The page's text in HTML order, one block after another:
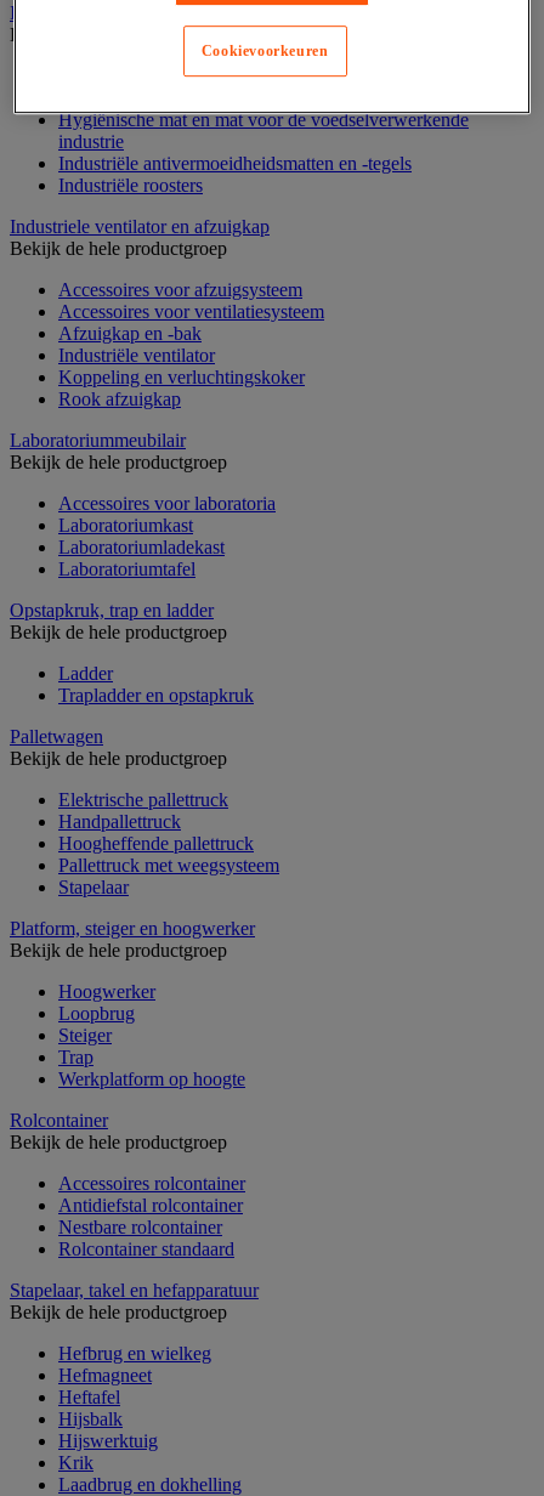
Industriële mat, tegel en rooster
Bekijk de hele productgroep
Accessoires voor matten en roosters
Hygiënische mat en mat voor de voedselverwerkende
industrie
Industriële antivermoeidheidsmatten en -tegels
Industriële roosters
Industriele ventilator en afzuigkap
Bekijk de hele productgroep
Accessoires voor afzuigsysteem
Accessoires voor ventilatiesysteem
Afzuigkap en -bak
Industriële ventilator
Koppeling en verluchtingskoker
Rook afzuigkap
Laboratoriummeubilair
Bekijk de hele productgroep
Accessoires voor laboratoria
Laboratoriumkast
Laboratoriumladekast
Laboratoriumtafel
Opstapkruk, trap en ladder
Bekijk de hele productgroep
Ladder
Trapladder en opstapkruk
Palletwagen
Bekijk de hele productgroep
Elektrische pallettruck
Handpallettruck
Hoogheffende pallettruck
Pallettruck met weegsysteem
Stapelaar
Platform, steiger en hoogwerker
Bekijk de hele productgroep
Hoogwerker
Loopbrug
Steiger
Trap
Werkplatform op hoogte
Rolcontainer
Bekijk de hele productgroep
Accessoires rolcontainer
Antidiefstal rolcontainer
Nestbare rolcontainer
Rolcontainer standaard
Stapelaar, takel en hefapparatuur
Bekijk de hele productgroep
Hefbrug en wielkeg
Hefmagneet
Heftafel
Hijsbalk
Hijswerktuig
Krik
Laadbrug en dokhelling
Cookievoorkeuren